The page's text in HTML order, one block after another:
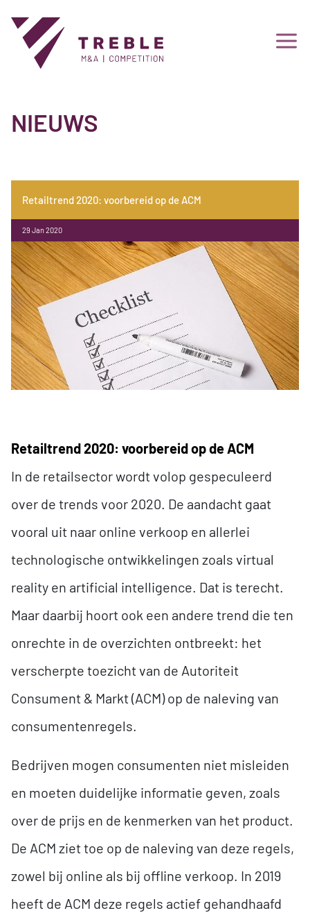
NIEUWS
Retailtrend 2020: voorbereid op de ACM
29 Jan 2020
Retailtrend 2020: voorbereid op de ACM
In de retailsector wordt volop gespeculeerd
over de trends voor 2020. De aandacht gaat
vooral uit naar online verkoop en allerlei
technologische ontwikkelingen zoals virtual
reality en artificial intelligence. Dat is terecht.
Maar daarbij hoort ook een andere trend die ten
onrechte in de overzichten ontbreekt: het
verscherpte toezicht van de Autoriteit
Consument & Markt (ACM) op de naleving van
consumentenregels.
Bedrijven mogen consumenten niet misleiden
en moeten duidelijke informatie geven, zoals
over de prijs en de kenmerken van het product.
De ACM ziet toe op de naleving van deze regels,
zowel bij online als bij offline verkoop. In 2019
heeft de ACM deze regels actief gehandhaafd